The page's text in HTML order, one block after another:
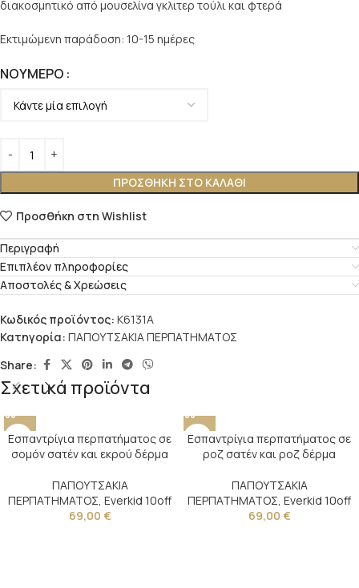
διακοσμητικό από μουσελίνα γκλιτερ τούλι και φτερά
Εκτιμώμενη παράδοση: 10-15 ημέρες
ΝΟΎΜΕΡΟ
ΠΡΟΣΘΉΚΗ ΣΤΟ ΚΑΛΆΘΙ
Προσθήκη στη Wishlist
Περιγραφή
Επιπλέον πληροφορίες
Αποστολές & Χρεώσεις
Κωδικός προϊόντος: K6131A
Κατηγορία: ΠΑΠΟΥΤΣΑΚΙΑ ΠΕΡΠΑΤΗΜΑΤΟΣ
Share:
Σχετικά προϊόντα
Εσπαντρίγια περπατήματος σε
σομόν σατέν και εκρού δέρμα
ΠΑΠΟΥΤΣΑΚΙΑ
ΠΕΡΠΑΤΗΜΑΤΟΣ, Everkid 10off
69,00 €
Εσπαντρίγια περπατήματος σε
ροζ σατέν και ροζ δέρμα
ΠΑΠΟΥΤΣΑΚΙΑ
ΠΕΡΠΑΤΗΜΑΤΟΣ, Everkid 10off
69,00 €